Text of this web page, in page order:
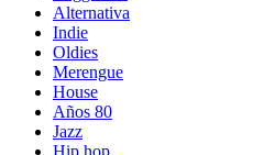
Alternativa
Indie
Oldies
Merengue
House
Años 80
Jazz